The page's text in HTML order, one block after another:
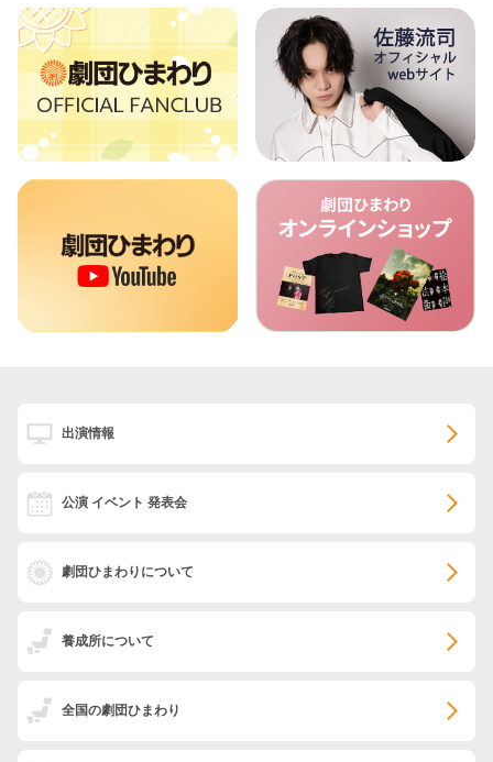
出演情報
公演 イベント 発表会
劇団ひまわりについて
養成所について
全国の劇団ひまわり